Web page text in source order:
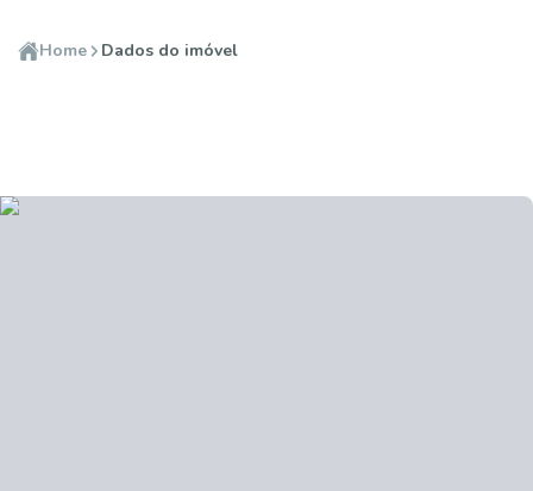
Home Dados do imóvel